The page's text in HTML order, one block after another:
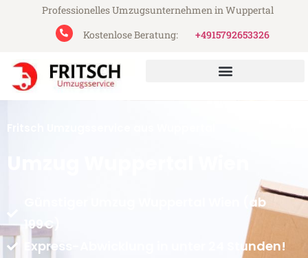
Professionelles Umzugsunternehmen in Wuppertal
Kostenlose Beratung:
+4915792653326
Günstiger Umzug Wuppertal Wien (ab
199€)
Express-Abwicklung in unter 24 Stunden!